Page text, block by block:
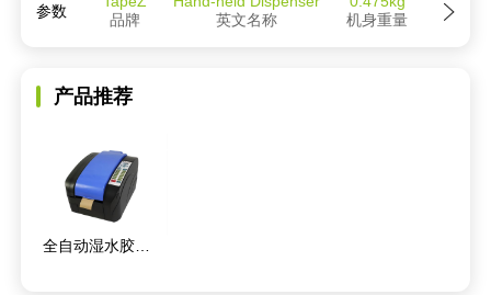
参数
品牌
英文名称
机身重量
产品推荐